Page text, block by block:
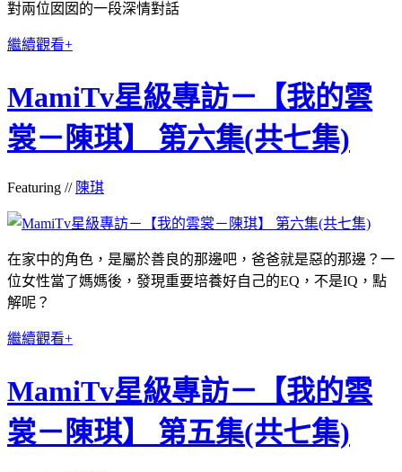
對兩位囡囡的一段深情對話
繼續觀看+
MamiTv星級專訪－【我的雲
裳－陳琪】 第六集(共七集)
Featuring // 陳琪
在家中的角色，是屬於善良的那邊吧，爸爸就是惡的那邊？一
位女性當了媽媽後，發現重要培養好自己的EQ，不是IQ，點
解呢？
繼續觀看+
MamiTv星級專訪－【我的雲
裳－陳琪】 第五集(共七集)